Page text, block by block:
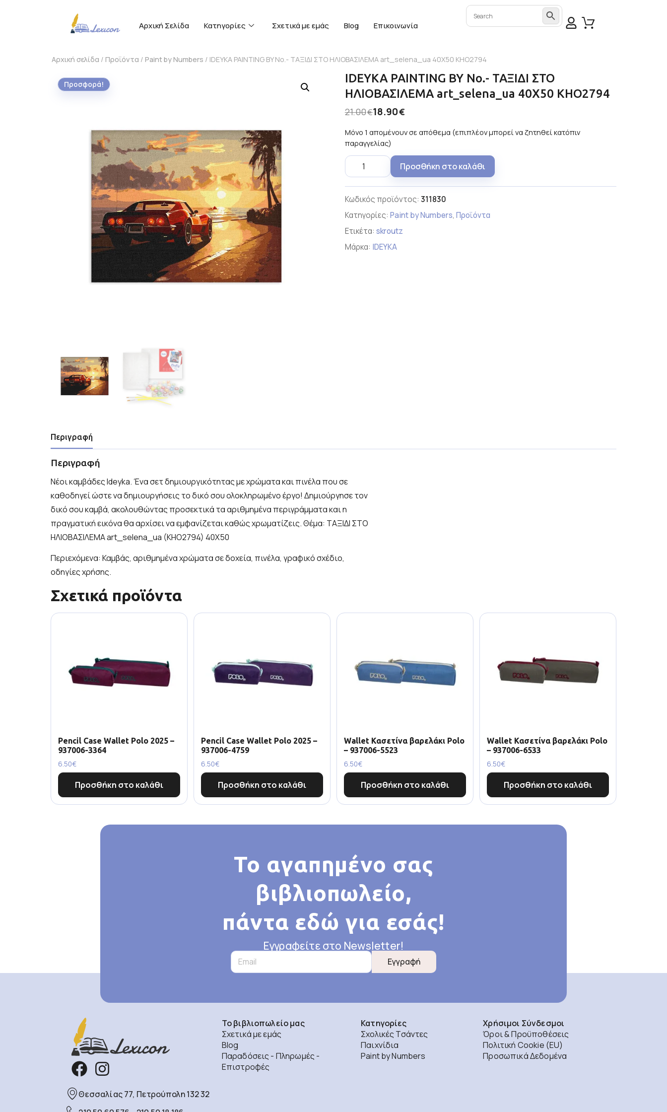
Αρχική Σελίδα Κατηγορίες Σχετικά με εμάς Blog Επικοινωνία
Αρχική σελίδα / Προϊόντα / Paint by Numbers / IDEYKA PAINTING BY No.- ΤΑΞΙΔΙ ΣΤΟ ΗΛΙΟΒΑΣΙΛΕΜΑ art_selena_ua 40Χ50 KHO2794
Προσφορά!
IDEYKA PAINTING BY No.- ΤΑΞΙΔΙ ΣΤΟ
ΗΛΙΟΒΑΣΙΛΕΜΑ art_selena_ua 40Χ50 KHO2794
21.00€18.90€
Μόνο 1 απομένουν σε απόθεμα (επιπλέον μπορεί να ζητηθεί κατόπιν
παραγγελίας)
Προσθήκη στο καλάθι
Κωδικός προϊόντος: 311830
Κατηγορίες: Paint by Numbers, Προϊόντα
Ετικέτα: skroutz
Μάρκα: IDEYKA
Περιγραφή
Περιγραφή
Νέοι καμβάδες Ideyka. Ένα σετ δημιουργικότητας με χρώματα και πινέλα που σε
καθοδηγεί ώστε να δημιουργήσεις το δικό σου ολοκληρωμένο έργο! Δημιούργησε τον
δικό σου καμβά, ακολουθώντας προσεκτικά τα αριθμημένα περιγράμματα και η
πραγματική εικόνα θα αρχίσει να εμφανίζεται καθώς χρωματίζεις. Θέμα: ΤΑΞΙΔΙ ΣΤΟ
ΗΛΙΟΒΑΣΙΛΕΜΑart_selena_ua (KHO2794) 40Χ50
Περιεχόμενα: Καμβάς, αριθμημένα χρώματα σε δοχεία, πινέλα, γραφικό σχέδιο,
οδηγίες χρήσης.
Σχετικά προϊόντα
Pencil Case Wallet Polo 2025 –
937006-3364
6.50€
Προσθήκη στο καλάθι
Pencil Case Wallet Polo 2025 –
937006-4759
6.50€
Προσθήκη στο καλάθι
Wallet Κασετίνα βαρελάκι Polo
– 937006-5523
6.50€
Προσθήκη στο καλάθι
Wallet Κασετίνα βαρελάκι Polo
– 937006-6533
6.50€
Προσθήκη στο καλάθι
Το αγαπημένο σας
βιβλιοπωλείο,
πάντα εδώ για εσάς!
Εγγραφείτε στο Newsletter!
Εγγραφή
Θεσσαλίας 77, Πετρούπολη 132 32
Το βιβλιοπωλείο μας
Σχετικά με εμάς
Blog
Παραδόσεις - Πληρωμές -
Επιστροφές
Κατηγορίες
Σχολικές Τσάντες
Παιχνίδια
Paint by Numbers
Χρήσιμοι Σύνδεσμοι
Όροι & Προϋποθέσεις
Πολιτική Cookie (EU)
Προσωπικά Δεδομένα